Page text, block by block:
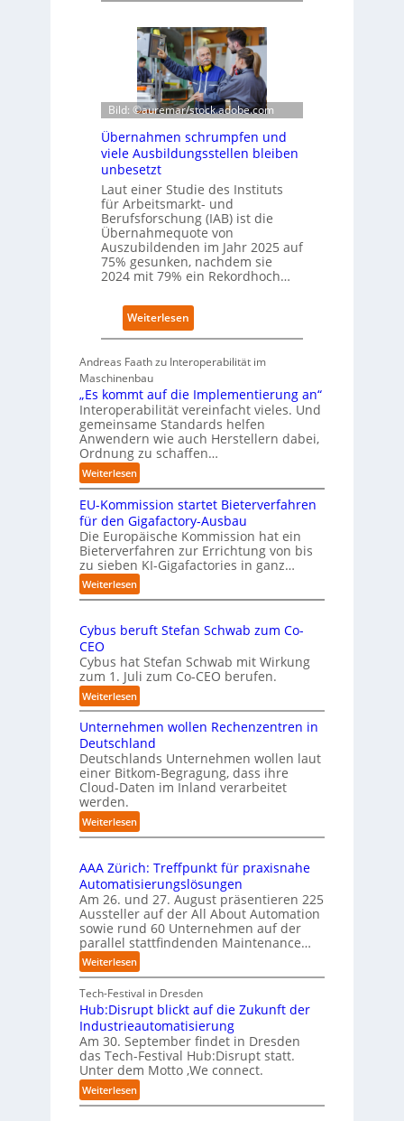
-
D
E
S
I
-
I
n
d
x
a
u
f
P
l
a
z
1
u
t
s
c
h
e
i
r
s
c
h
a
f
t
e
i
g
s
c
h
r
o
s
t
Bild: ©auremar/stock.adobe.com
Übernahmen schrumpfen und
viele Ausbildungsstellen bleiben
unbesetzt
Laut einer Studie des Instituts
für Arbeitsmarkt- und
Berufsforschung (IAB) ist die
Übernahmequote von
Auszubildenden im Jahr 2025 auf
75% gesunken, nachdem sie
2024 mit 79% ein Rekordhoch…
Weiterlesen:
Ü
e
n
a
h
m
e
c
h
r
u
e
u
n
v
i
l
e
A
b
l
d
u
n
g
s
t
e
l
l
e
n
b
Andreas Faath zu Interoperabilität im
Maschinenbau
„Es kommt auf die Implementierung an“
Interoperabilität vereinfacht vieles. Und
gemeinsame Standards helfen
Anwendern wie auch Herstellern dabei,
Ordnung zu schaffen…
Weiterlesen:
„
E
s
k
o
m
m
t
u
d
i
e
I
p
l
e
m
e
n
t
i
r
u
n
g
a
n
“
EU-Kommission startet Bieterverfahren
für den Gigafactory-Ausbau
Die Europäische Kommission hat ein
Bieterverfahren zur Errichtung von bis
zu sieben KI-Gigafactories in ganz…
Weiterlesen:
E
-
o
m
m
i
s
i
o
n
t
a
t
e
t
B
i
e
t
e
r
v
e
r
f
a
h
r
e
Cybus beruft Stefan Schwab zum Co-
CEO
Cybus hat Stefan Schwab mit Wirkung
zum 1. Juli zum Co-CEO berufen.
Weiterlesen:
C
y
b
u
s
b
r
u
t
S
t
e
f
a
n
S
h
w
a
b
z
u
m
C
Unternehmen wollen Rechenzentren in
Deutschland
Deutschlands Unternehmen wollen laut
einer Bitkom-Begragung, dass ihre
Cloud-Daten im Inland verarbeitet
werden.
Weiterlesen:
U
t
e
r
n
e
h
m
e
n
w
o
l
e
n
R
AAA Zürich: Treffpunkt für praxisnahe
Automatisierungslösungen
Am 26. und 27. August präsentieren 225
Aussteller auf der All About Automation
sowie rund 60 Unternehmen auf der
parallel stattfindenden Maintenance…
Weiterlesen:
A
A
A
Z
ü
r
i
c
h
Tech-Festival in Dresden
Hub:Disrupt blickt auf die Zukunft der
Industrieautomatisierung
Am 30. September findet in Dresden
das Tech-Festival Hub:Disrupt statt.
Unter dem Motto ‚We connect.
Weiterlesen:
H